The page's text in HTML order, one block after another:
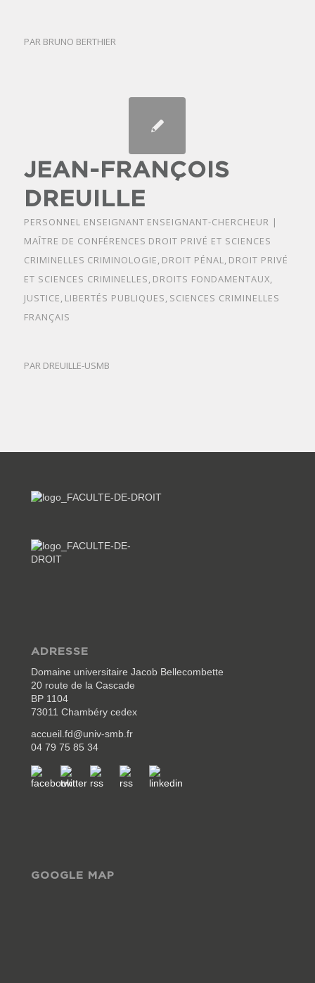
PAR BRUNO BERTHIER
JEAN-FRANÇOIS
DREUILLE
PERSONNEL ENSEIGNANT ENSEIGNANT-CHERCHEUR |
MAÎTRE DE CONFÉRENCES DROIT PRIVÉ ET SCIENCES
CRIMINELLES CRIMINOLOGIE, DROIT PÉNAL, DROIT PRIVÉ
ET SCIENCES CRIMINELLES, DROITS FONDAMENTAUX,
JUSTICE, LIBERTÉS PUBLIQUES, SCIENCES CRIMINELLES
FRANÇAIS
PAR DREUILLE-USMB
ADRESSE
Domaine universitaire Jacob Bellecombette
20 route de la Cascade
BP 1104
73011 Chambéry cedex
accueil.fd@univ-smb.fr
04 79 75 85 34
GOOGLE MAP